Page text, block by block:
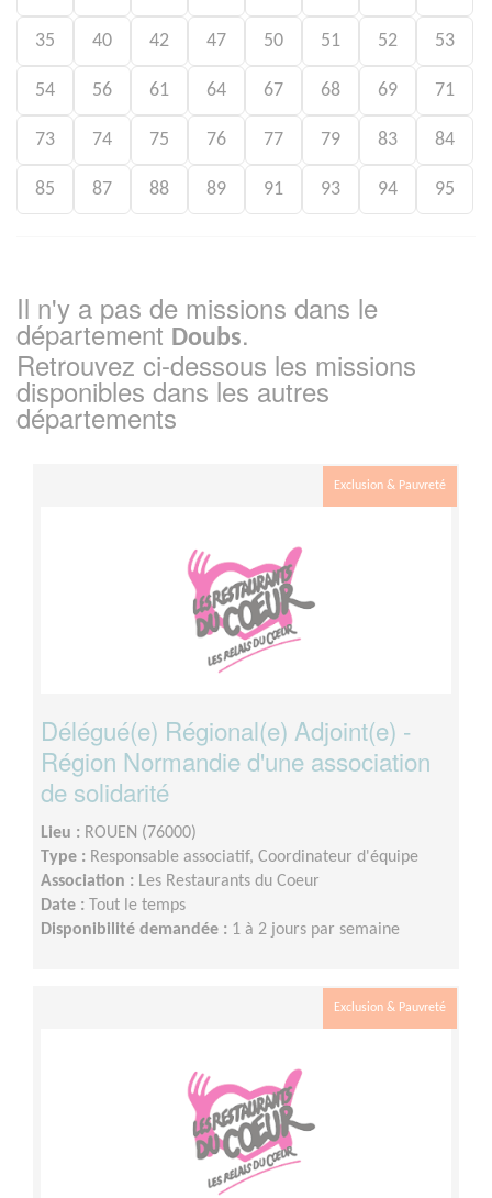
35 40 42 47 50 51 52 53
54 56 61 64 67 68 69 71
73 74 75 76 77 79 83 84
85 87 88 89 91 93 94 95
Il n'y a pas de missions dans le
département Doubs.
Retrouvez ci-dessous les missions
disponibles dans les autres
départements
Exclusion & Pauvreté
Délégué(e) Régional(e) Adjoint(e) -
Région Normandie d'une association
de solidarité
Lieu : ROUEN (76000)
Type : Responsable associatif, Coordinateur d'équipe
Association : Les Restaurants du Coeur
Date : Tout le temps
Disponibilité demandée : 1 à 2 jours par semaine
Exclusion & Pauvreté